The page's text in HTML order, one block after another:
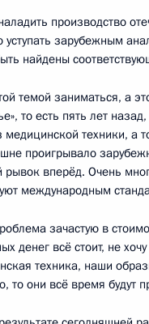
2011 года, 14:30
об общественных
изменения в
производство
зарубежным
найдены
темой заниматься, а
то есть пять лет
медицинской техники, а
проигрывало
вперёд. Очень
международным
зачастую в
денег всё стоит, не
техника, наши
то они всё время будут